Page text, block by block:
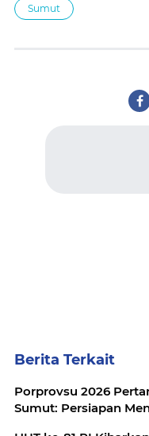
Sumut
Berita Terkait
Porprovsu 2026
Sumut: Persiapan